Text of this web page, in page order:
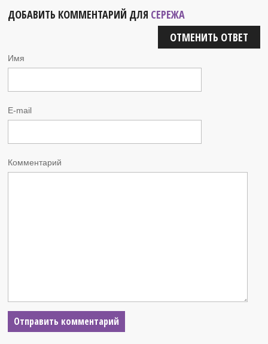
ДОБАВИТЬ КОММЕНТАРИЙ ДЛЯ СЕРЕЖА
ОТМЕНИТЬ ОТВЕТ
Имя
E-mail
Комментарий